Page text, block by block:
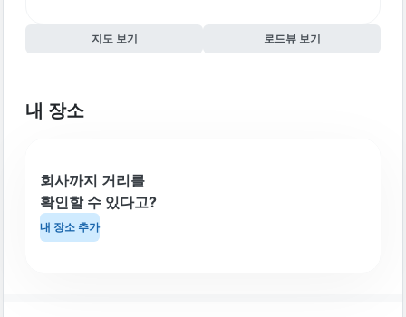
지도 보기 로드뷰 보기
내 장소
회사까지 거리를
확인할 수 있다고?
내 장소 추가